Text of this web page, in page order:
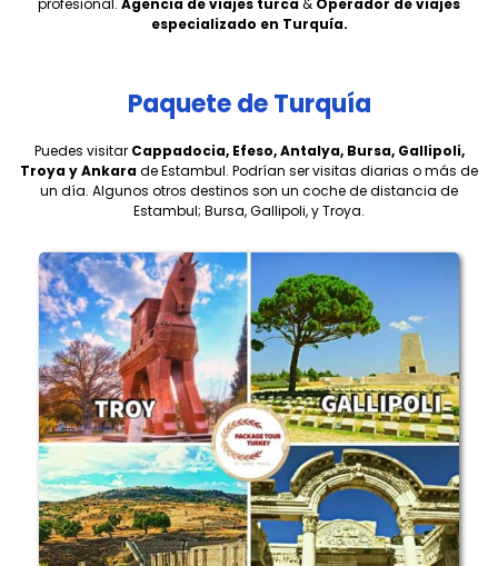
profesional. Agencia de viajes turca& Operador de viajes
especializado en Turquía.
Paquete de Turquía
Puedes visitar Cappadocia, Efeso, Antalya, Bursa, Gallipoli,
Troya y Ankarade Estambul. Podrían ser visitas diarias o más de
un día. Algunos otros destinos son un coche de distancia de
Estambul; Bursa, Gallipoli, y Troya.